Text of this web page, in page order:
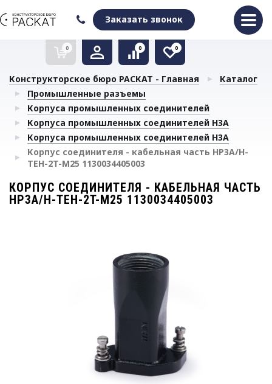
Заказать звонок
0
Очистить список сравнения
0
Очистить избранное
0
Конструкторское бюро РАСКАТ - Главная
Каталог
Промышленные разъемы
Корпуса промышленных соединителей
Корпуса промышленных соединителей H3A
Корпуса промышленных соединителей H3A
Корпус соединителя - кабельная часть HP3A/H-
TEH-2T-M25 1130034405003
КОРПУС СОЕДИНИТЕЛЯ - КАБЕЛЬНАЯ ЧАСТЬ
HP3A/H-TEH-2T-M25 1130034405003